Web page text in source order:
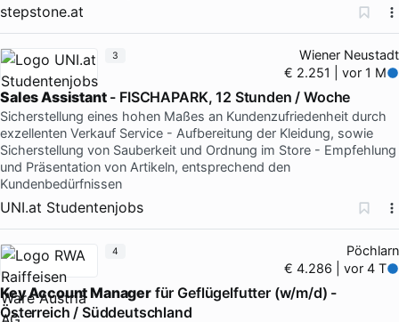
stepstone.at
Wiener Neustadt
€ 2.251 | vor 1 M
Sales Assistant- FISCHAPARK, 12 Stunden / Woche
Sicherstellung eines hohen Maßes an Kundenzufriedenheit durch
exzellenten Verkauf Service - Aufbereitung der Kleidung, sowie
Sicherstellung von Sauberkeit und Ordnung im Store - Empfehlung
und Präsentation von Artikeln, entsprechend den
Kundenbedürfnissen
UNI.at Studentenjobs
3
Pöchlarn
€ 4.286 | vor 4 T
Key Account Managerfür Geflügelfutter (w/m/d) -
Österreich / Süddeutschland
4